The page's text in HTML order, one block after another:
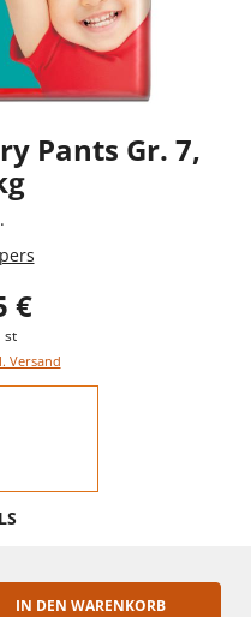
Pants Gr. 7,
€
st
Versand
IN DEN WARENKORB